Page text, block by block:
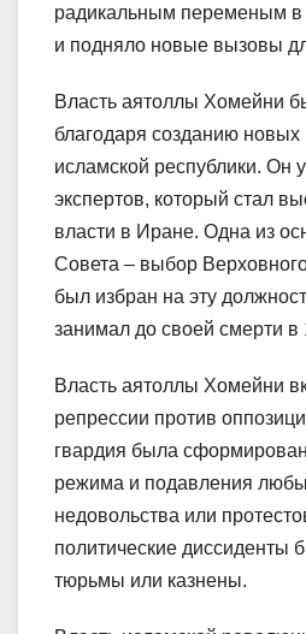
радикальным переменым в
и подняло новые вызовы
Власть аятоллы Хомейни
благодаря созданию новых
исламской республики. Он
экспертов, который стал
власти в Иране. Одна из
Совета – выбор
был избран на эту
занимал до своей смерти в
Власть аятоллы Хомейни
репрессии против
гвардия была
режима и подавления
недовольства или
политические диссиденты
тюрьмы или казнены.